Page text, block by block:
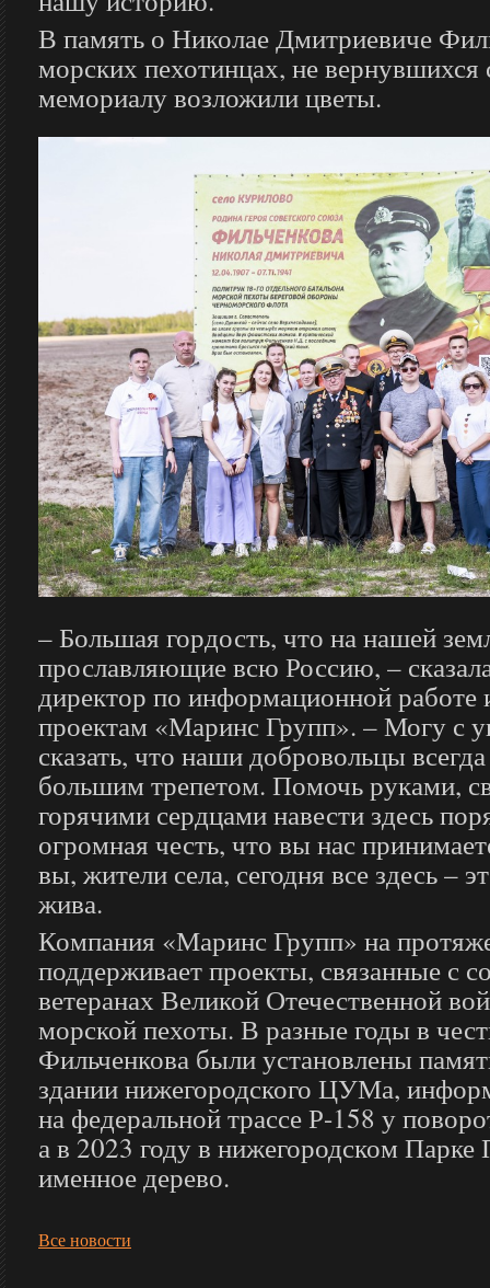
В память о Николае Дмитриевиче
морских пехотинцах, не вернувшихся
мемориалу возложили цветы.
– Большая гордость, что на нашей
прославляющие всю Россию, –
директор по информационной работе
проектам «Маринс Групп». – Могу с
сказать, что наши добровольцы
большим трепетом. Помочь руками,
горячими сердцами навести здесь
огромная честь, что вы нас
вы, жители села, сегодня все здесь –
жива.
Компания «Маринс Групп» на
поддерживает проекты, связанные с
ветеранах Великой Отечественной
морской пехоты. В разные годы в
Фильченкова были установлены
здании нижегородского ЦУМа,
на федеральной трассе Р-158 у
а в 2023 году в нижегородском
именное дерево.
Все новости